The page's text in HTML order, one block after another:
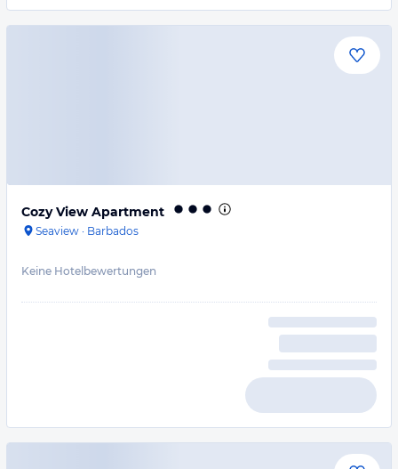
Cozy View Apartment
Seaview · Barbados
Keine Hotelbewertungen